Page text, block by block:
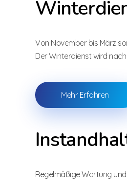
Von November bis März
Der Winterdienst wird
Mehr Erfahren
Regelmäßige Wartung